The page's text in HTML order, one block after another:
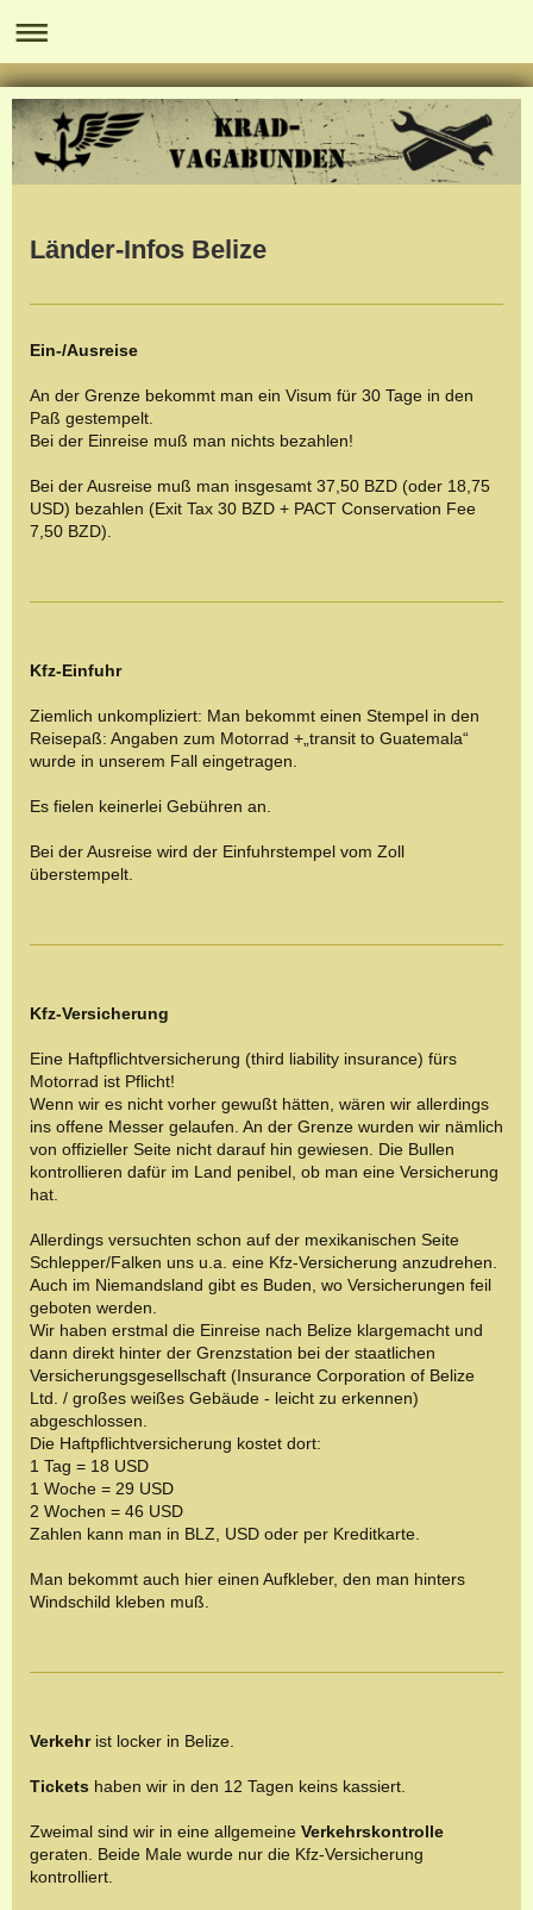
Länder-Infos Belize
Ein-/Ausreise
An der Grenze bekommt man ein Visum für 30 Tage in den
Paß gestempelt.
Bei der Einreise muß man nichts bezahlen!
Bei der Ausreise muß man insgesamt 37,50 BZD (oder 18,75
USD) bezahlen (Exit Tax 30 BZD + PACT Conservation Fee
7,50 BZD).
Kfz-Einfuhr
Ziemlich unkompliziert: Man bekommt einen Stempel in den
Reisepaß: Angaben zum Motorrad +„transit to Guatemala“
wurde in unserem Fall eingetragen.
Es fielen keinerlei Gebühren an.
Bei der Ausreise wird der Einfuhrstempel vom Zoll
überstempelt.
Kfz-Versicherung
Eine Haftpflichtversicherung (third liability insurance) fürs
Motorrad ist Pflicht!
Wenn wir es nicht vorher gewußt hätten, wären wir allerdings
ins offene Messer gelaufen. An der Grenze wurden wir nämlich
von offizieller Seite nicht darauf hin gewiesen. Die Bullen
kontrollieren dafür im Land penibel, ob man eine Versicherung
hat.
Allerdings versuchten schon auf der mexikanischen Seite
Schlepper/Falken uns u.a. eine Kfz-Versicherung anzudrehen.
Auch im Niemandsland gibt es Buden, wo Versicherungen feil
geboten werden.
Wir haben erstmal die Einreise nach Belize klargemacht und
dann direkt hinter der Grenzstation bei der staatlichen
Versicherungsgesellschaft (Insurance Corporation of Belize
Ltd. / großes weißes Gebäude - leicht zu erkennen)
abgeschlossen.
Die Haftpflichtversicherung kostet dort:
1 Tag = 18 USD
1 Woche = 29 USD
2 Wochen = 46 USD
Zahlen kann man in BLZ, USD oder per Kreditkarte.
Man bekommt auch hier einen Aufkleber, den man hinters
Windschild kleben muß.
Verkehrist locker in Belize.
Tickets haben wir in den 12 Tagen keins kassiert.
Zweimal sind wir in eine allgemeine Verkehrskontrolle
geraten. Beide Male wurde nur die Kfz-Versicherung
kontrolliert.